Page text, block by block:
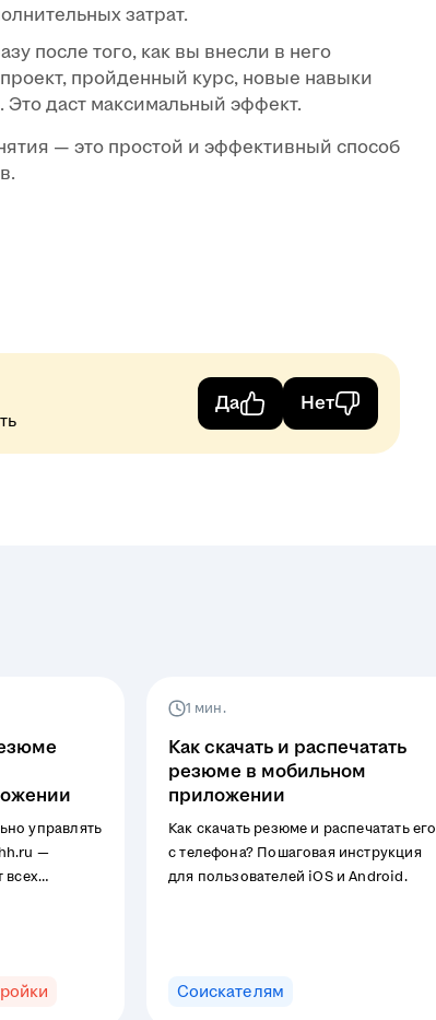
затрат.
после того, как вы внесли в него
пройденный курс, новые навыки
Это даст максимальный эффект.
— это простой и эффективный способ
Да Нет
управлять
—
всех
1 мин.
Как скачать и распечатать
резюме в мобильном
приложении
Как скачать резюме и распечатать его
с телефона? Пошаговая инструкция
для пользователей iOS и Android.
Соискателям